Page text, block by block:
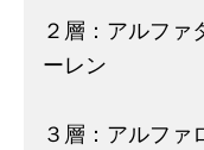
２層：アルファ
ーレン
３層：アルファ